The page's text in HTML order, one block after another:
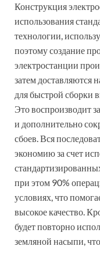
Конструкция
использования
технологии,
поэтому создание
электростанции
затем доставляются
для быстрой сборки
Это воспроизводит
и дополнительно
сбоев. Вся
экономию за счет
при этом 90%
условиях, что
высокое качество.
будет повторно
земляной насыпи,